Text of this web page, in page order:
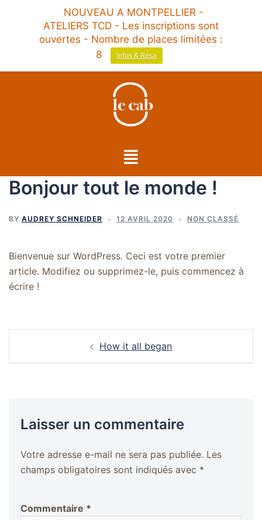
Bonjour tout le monde !
BY AUDREY SCHNEIDER 12 AVRIL 2020 NON CLASSÉ
Bienvenue sur WordPress. Ceci est votre premier
article. Modifiez ou supprimez-le, puis commencez à
écrire !
How it all began
Laisser un commentaire
Votre adresse e-mail ne sera pas publiée. Les
champs obligatoires sont indiqués avec *
Commentaire *
NOUVEAU A MONTPELLIER -
ATELIERS TCD - Les inscriptions sont
ouvertes - Nombre de places limitées :
8
Infos & Résa